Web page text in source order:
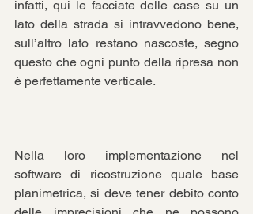
infatti, qui le facciate delle case su un
lato della strada si intravvedono bene,
sull’altro lato restano nascoste, segno
questo che ogni punto della ripresa non
è perfettamente verticale.
Nella loro implementazione nel
software di ricostruzione quale base
planimetrica, si deve tener debito conto